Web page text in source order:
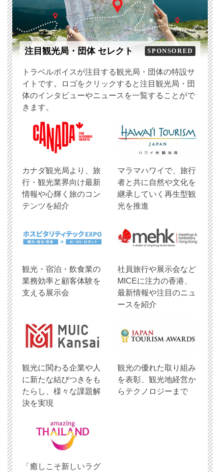
注目観光局・団体 セレクト SPONSORED
トラベルボイスが注目する観光局・団体の特設サ
イトです。ロゴをクリックすると注目観光局・団
体のインタビューやニュースを一覧することがで
きます。
​カナダ観光局より、旅
行・観光業界向け最新
情報や心輝く旅のコン
テンツを紹介
マラマハワイで、旅行
者と共に自然や文化を
継承していく再生型観
光を推進
観光・宿泊・飲食業の
業務効率と顧客体験を
支える展示会
社員旅行や展示会など
MICEに注力の香港、
最新情報や注目のニュ
ースを紹介
観光に関わる企業や人
に新たな結びつきをも
たらし、様々な課題解
決を実現
観光の優れた取り組み
を表彰、観光地経営か
らテクノロジーまで
「癒しこそ新しいラグ